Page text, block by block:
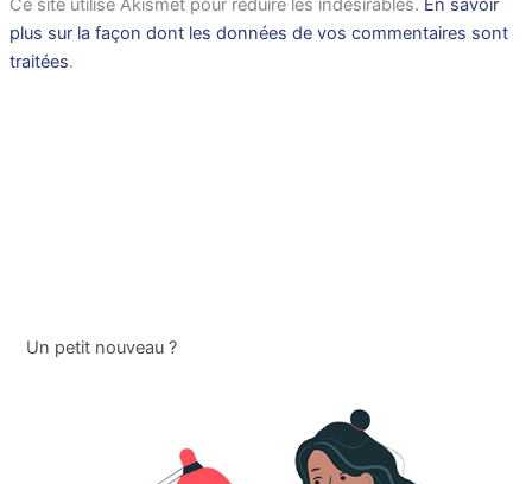
Ce site utilise Akismet pour réduire les indésirables. En savoir
plus sur la façon dont les données de vos commentaires sont
traitées.
Un petit nouveau ?